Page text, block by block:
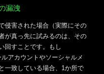
漏洩
侵害された場合（実際にその
が真っ先に試みるのは、その
回すことです。もし
アカウントやソーシャルメ
一致している場合、1か所で